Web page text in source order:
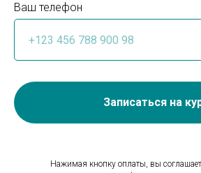
Ваш телефон
Записаться на
Нажимая кнопку оплаты, вы